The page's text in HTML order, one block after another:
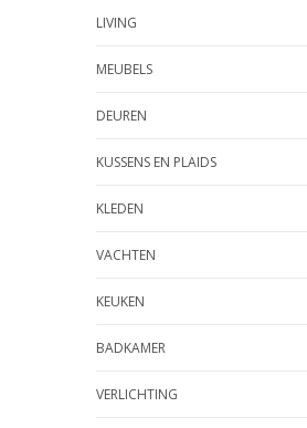
LIVING
MEUBELS
DEUREN
KUSSENS EN PLAIDS
KLEDEN
VACHTEN
KEUKEN
BADKAMER
VERLICHTING